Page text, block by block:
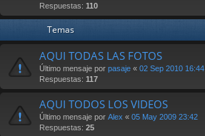
Respuestas: 110
Temas
AQUI TODAS LAS FOTOS
Último mensaje por pasaje « 02 Sep 2010 16:44
Respuestas: 117
AQUI TODOS LOS VIDEOS
Último mensaje por Alex « 05 May 2009 23:42
Respuestas: 25